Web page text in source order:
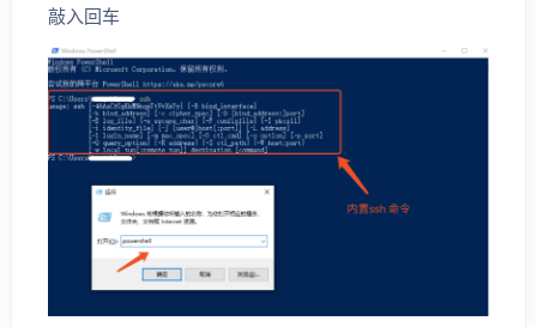
敲入回车